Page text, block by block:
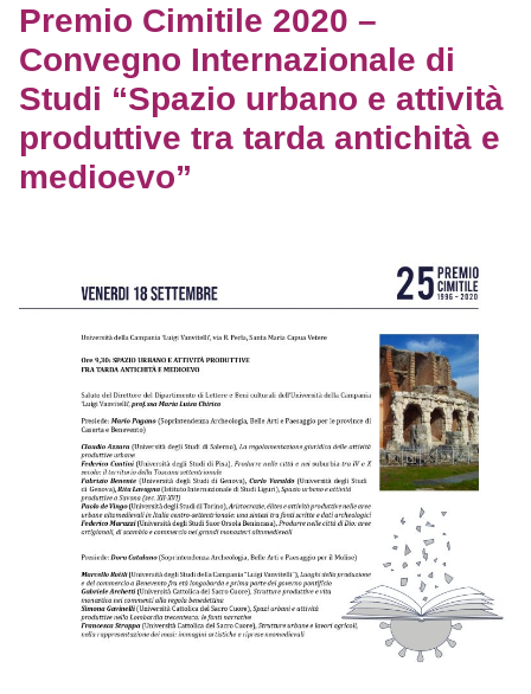
Premio Cimitile 2020 –
Convegno Internazionale di
Studi “Spazio urbano e attività
produttive tra tarda antichità e
medioevo”